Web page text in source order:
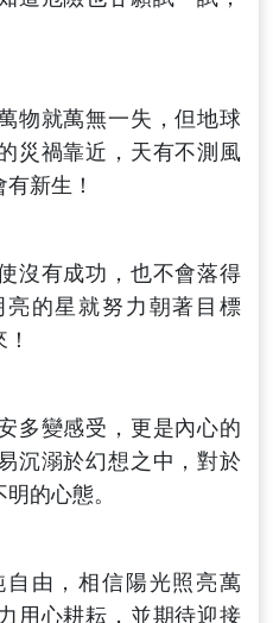
物就萬無一失，但地球
災禍靠近，天有不測風
新生！
沒有成功，也不會落得
的星就努力朝著目標
多變感受，更是內心的
沉溺於幻想之中，對於
的心態。
由，相信陽光照亮萬
用心耕耘，並期待迎接